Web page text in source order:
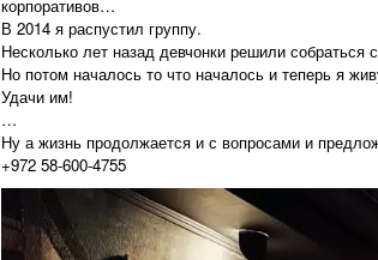
корпоративов…
В 2014 я распустил группу.
Несколько лет назад девчонки решили собраться
Но потом началось то что началось и теперь я
Удачи им!
…
Ну а жизнь продолжается и с вопросами и
+972 58-600-4755